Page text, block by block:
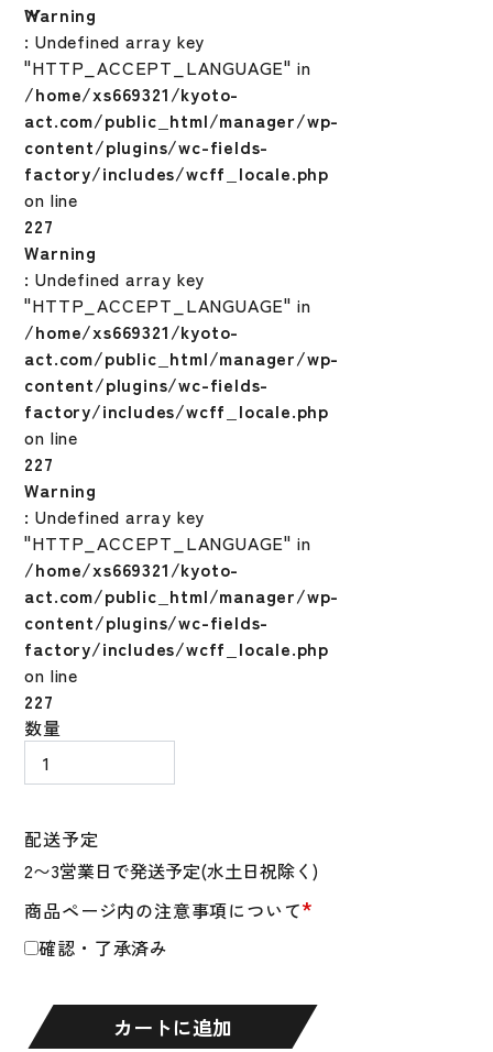
商品ページ内の注意事項について*
確認・了承済み
Warning
: Undefined array key
"HTTP_ACCEPT_LANGUAGE" in
/home/xs669321/kyoto-
act.com/public_html/manager/wp-
content/plugins/wc-fields-
factory/includes/wcff_locale.php
on line
227
Warning
: Undefined array key
"HTTP_ACCEPT_LANGUAGE" in
/home/xs669321/kyoto-
act.com/public_html/manager/wp-
content/plugins/wc-fields-
factory/includes/wcff_locale.php
on line
227
配送予定
数量
ジ
ー
ン
球
フ
ッ
ト
ー
ド
カートに追加
Warning
: Undefined array key
"HTTP_ACCEPT_LANGUAGE" in
/home/xs669321/kyoto-
act.com/public_html/manager/wp-
content/plugins/wc-fields-
factory/includes/wcff_locale.php
on line
227